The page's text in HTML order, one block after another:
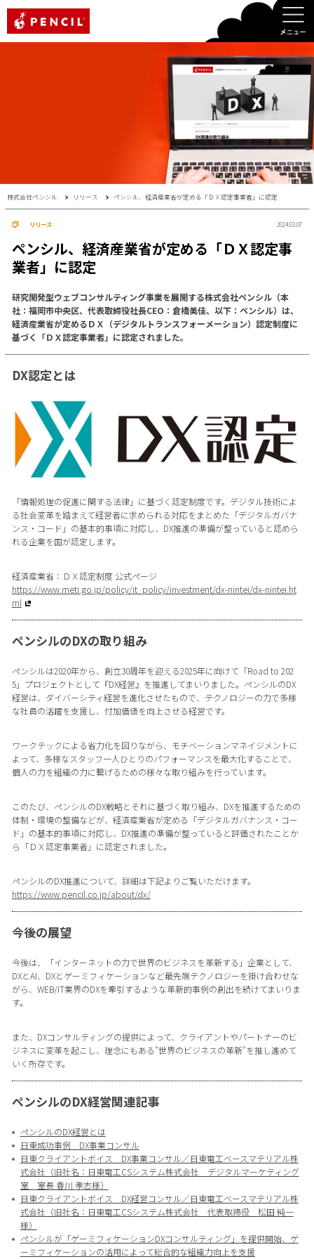
株式会社ペンシル リリース ペンシル、経済産業省が定める「ＤＸ認定事業者」に認定
リリース 2024.03.07
ペンシル、経済産業省が定める「ＤＸ認定事
業者」に認定
研究開発型ウェブコンサルティング事業を展開する株式会社ペンシル（本
社：福岡市中央区、代表取締役社長CEO：倉橋美佳、以下：ペンシル）は、
経済産業省が定めるＤＸ（デジタルトランスフォーメーション）認定制度に
基づく「ＤＸ認定事業者」に認定されました。
DX認定とは
「情報処理の促進に関する法律」に基づく認定制度です。デジタル技術によ
る社会変革を踏まえて経営者に求められる対応をまとめた「デジタルガバナ
ンス・コード」の基本的事項に対応し、DX推進の準備が整っていると認めら
れる企業を国が認定します。
経済産業省：ＤＸ認定制度 公式ページ
https://www.meti.go.jp/policy/it_policy/investment/dx-nintei/dx-nintei.ht
ml
ペンシルのDXの取り組み
ペンシルは2020年から、創立30周年を迎える2025年に向けて「Road to 202
5」プロジェクトとして『DX経営』を推進してまいりました。ペンシルのDX
経営は、ダイバーシティ経営を進化させたもので、テクノロジーの力で多様
な社員の活躍を支援し、付加価値を向上させる経営です。
ワークテックによる省力化を図りながら、モチベーションマネイジメントに
よって、多様なスタッフ一人ひとりのパフォーマンスを最大化することで、
個人の力を組織の力に繋げるための様々な取り組みを行っています。
このたび、ペンシルのDX戦略とそれに基づく取り組み、DXを推進するための
体制・環境の整備などが、経済産業省が定める「デジタルガバナンス・コー
ド」の基本的事項に対応し、DX推進の準備が整っていると評価されたことか
ら「ＤＸ認定事業者」に認定されました。
ペンシルのDX推進について、詳細は下記よりご覧いただけます。
https://www.pencil.co.jp/about/dx/
今後の展望
今後は、「インターネットの力で世界のビジネスを革新する」企業として、
DXとAI、DXとゲーミフィケーションなど最先端テクノロジーを掛け合わせな
がら、WEB/IT業界のDXを牽引するような革新的事例の創出を続けてまいりま
す。
また、DXコンサルティングの提供によって、クライアントやパートナーのビ
ジネスに変革を起こし、理念にもある"世界のビジネスの革新"を推し進めて
いく所存です。
ペンシルのDX経営関連記事
ペンシルのDX経営とは
日東成功事例 DX事業コンサル
日東クライアントボイス DX事業コンサル／日東電工ベースマテリアル株
式会社（旧社名：日東電工CSシステム株式会社 デジタルマーケティング
室 室長 春川 孝志様）
日東クライアントボイス DX経営コンサル／日東電工ベースマテリアル株
式会社（旧社名：日東電工CSシステム株式会社 代表取締役 松田 純一
様）
ペンシルが「ゲーミフィケーションDXコンサルティング」を提供開始、ゲ
ーミフィケーションの活用によって総合的な組織力向上を支援